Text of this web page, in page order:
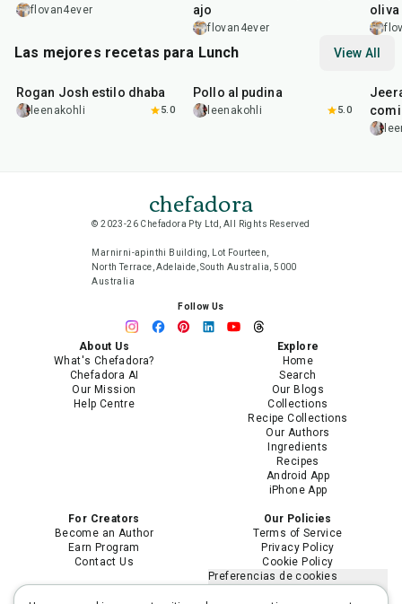
flovan4ever
ajo
flovan4ever
oliva
Las mejores recetas para Lunch View All
min
Rogan Josh estilo dhaba
leenakohli 5.0
Pollo al pudina
leenakohli 5.0
chefadora
© 2023-26 Chefadora Pty Ltd, All Rights Reserved
Marnirni-apinthi Building, Lot Fourteen,
North Terrace, Adelaide, South Australia, 5000
Australia
Follow Us
About Us
What's Chefadora?
Chefadora AI
Our Mission
Help Centre
Explore
Home
Search
Our Blogs
Collections
Recipe Collections
Our Authors
Ingredients
Recipes
Android App
iPhone App
For Creators
Become an Author
Earn Program
Contact Us
Our Policies
Terms of Service
Privacy Policy
Cookie Policy
Preferencias de cookies